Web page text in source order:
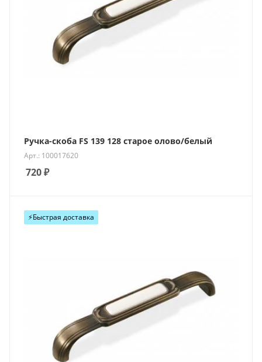
Ручка-скоба FS 139 128 старое олово/белый
Арт.: 100017620
720₽
⚡️Быстрая доставка